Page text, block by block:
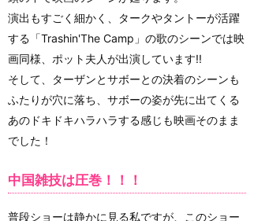
演出もすごく細かく、タークやタントーが活躍
する「Trashin'The Camp」の歌のシーンでは映
画同様、ポット夫人が出演しています!!
そして、ターザンとサボーとの決着のシーンも
ふたりが穴に落ち、サボーの姿が先に出てくる
あのドキドキハラハラする感じも映画そのまま
でした！
中国雑技は圧巻！！！
普段ショーは静かに見る私ですが、このショー